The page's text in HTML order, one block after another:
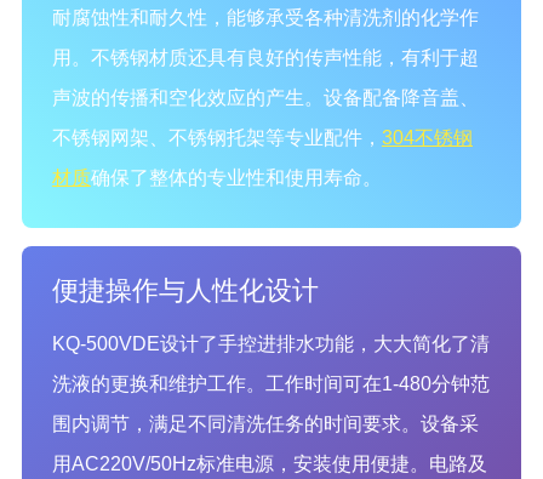
耐腐蚀性和耐久性，能够承受各种清洗剂的化学作
用。不锈钢材质还具有良好的传声性能，有利于超
声波的传播和空化效应的产生。设备配备降音盖、
不锈钢网架、不锈钢托架等专业配件， 304不锈钢
材质确保了整体的专业性和使用寿命。
便捷操作与人性化设计
KQ-500VDE设计了手控进排水功能，大大简化了清
洗液的更换和维护工作。工作时间可在1-480分钟范
围内调节，满足不同清洗任务的时间要求。设备采
用AC220V/50Hz标准电源，安装使用便捷。电路及